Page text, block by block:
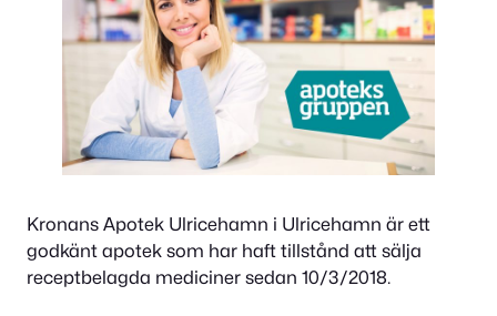
Kronans Apotek Ulricehamn i Ulricehamn är ett
godkänt apotek som har haft tillstånd att sälja
receptbelagda mediciner sedan 10/3/2018.